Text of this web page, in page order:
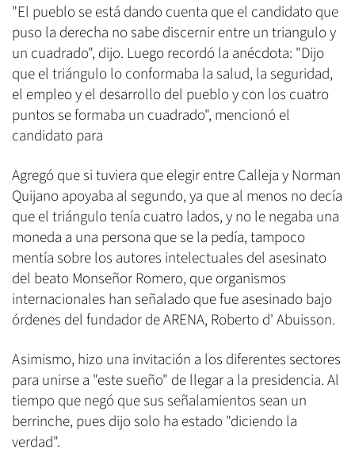
"El pueblo se está dando cuenta que el candidato que
puso la derecha no sabe discernir entre un triangulo y
un cuadrado", dijo. Luego recordó la anécdota: "Dijo
que el triángulo lo conformaba la salud, la seguridad,
el empleo y el desarrollo del pueblo y con los cuatro
puntos se formaba un cuadrado", mencionó el
candidato para
Agregó que si tuviera que elegir entre Calleja y Norman
Quijano apoyaba al segundo, ya que al menos no decía
que el triángulo tenía cuatro lados, y no le negaba una
moneda a una persona que se la pedía, tampoco
mentía sobre los autores intelectuales del asesinato
del beato Monseñor Romero, que organismos
internacionales han señalado que fue asesinado bajo
órdenes del fundador de ARENA, Roberto d' Abuisson.
Asimismo, hizo una invitación a los diferentes sectores
para unirse a "este sueño" de llegar a la presidencia. Al
tiempo que negó que sus señalamientos sean un
berrinche, pues dijo solo ha estado "diciendo la
verdad".